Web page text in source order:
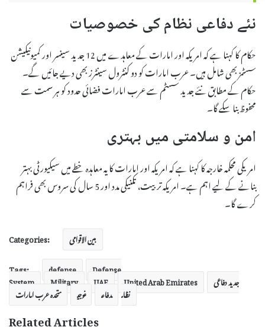
نئے دفاعی نظام کی خصوصیات
حکام کا کہنا ہے کہ امریکہ اور امارات کے معاہدے میں 12 جدید سینسر اور کمیونیکیشن
سسٹمز بھی شامل ہیں۔ عرب امارات کو دو کنٹرول سینٹرز بھی دیے جائیں گے۔
حکام کے مطابق نئے جدید سسٹم سے عرب امارات فضائی حدود کو ہر سمت سے
محفوظ بنا سکے گا۔
امن و سلامتی میں بہتری
امریکی محکمہ خارجہ کا کہنا ہے کہ امریکہ اور امارات کا یہ معاہدہ خطے میں سیکیورٹی بہتر
بنانے کے لیے اہم ہے۔ امریکہ تربیت، تکنیکی مدد اور 5 سال کی سروس بھی فراہم
کرے گا۔
Categories: بین الاقوامی
Tags: defense Defense
System Military UAE United Arab Emirates جدید دفاعی
نظام دفاع فوجی
متحدہ عرب امارات